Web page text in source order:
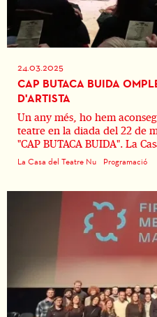
24.03.2025
CAP BUTACA BUIDA
D'ARTISTA
Un any més, ho hem
teatre en la diada del 22 de
"CAP BUTACA BUIDA". La
La Casa del Teatre Nu Programació